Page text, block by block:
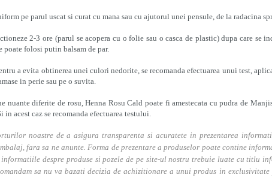
pe parul uscat si curat cu mana sau cu ajutorul unei pensule, de la radacina
2-3 ore (parul se acopera cu o folie sau o casca de plastic) dupa care se
poate folosi putin balsam de par.
a evita obtinerea unei culori nedorite, se recomanda efectuarea unui test,
in perie sau pe o suvita.
nuante diferite de rosu, Henna Rosu Cald poate fi amestecata cu pudra de
in acest caz se recomanda efectuarea testului.
noastre de a asigura transparenta si acuratete in prezentarea
fara sa ne anunte. Forma de prezentare a produselor poate contine
informatiile despre produse si pozele de pe site-ul nostru trebuie luate cu titlu
sa nu va bazati decizia de achizitionare a unui produs in